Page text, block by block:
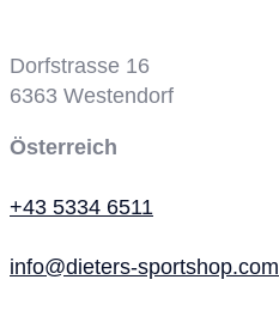
Dorfstrasse 16
6363 Westendorf
Österreich
+43 5334 6511
info@dieters-sportshop.com